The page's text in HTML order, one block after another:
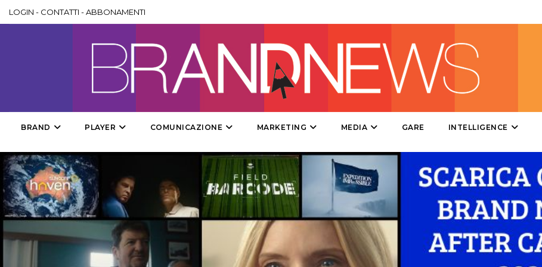
DESIGN
PUNTI VENDITA
CSR
LOGIN - CONTATTI -ABBONAMENTI
BRAND PLAYER COMUNICAZIONE MARKETING MEDIA GARE INTELLIGENCE